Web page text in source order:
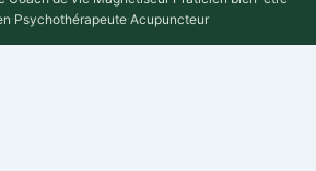
·Psychothérapeute·Acupuncteur